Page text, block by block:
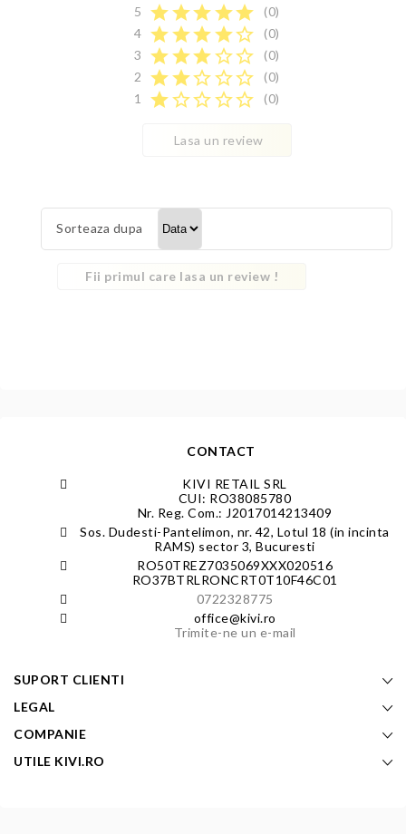
5 starstarstarstarstar
(0)
4 starstarstarstarstar_border
(0)
3
starstarstarstar_borderstar_border
(0)
2
starstarstar_borderstar_borderstar_border
(0)
1
starstar_borderstar_borderstar_borderstar_border (0)
Lasa un review
Sorteaza dupa
Fii primul care lasa un review !
CONTACT
KIVI RETAIL SRL
CUI: RO38085780
Nr. Reg. Com.: J2017014213409
Sos. Dudesti-Pantelimon, nr. 42, Lotul 18 (in incinta
RAMS) sector 3, Bucuresti
RO50TREZ7035069XXX020516
RO37BTRLRONCRT0T10F46C01
0722328775
office@kivi.ro
Trimite-ne un e-mail
SUPORT CLIENTI
LEGAL
COMPANIE
UTILE KIVI.RO